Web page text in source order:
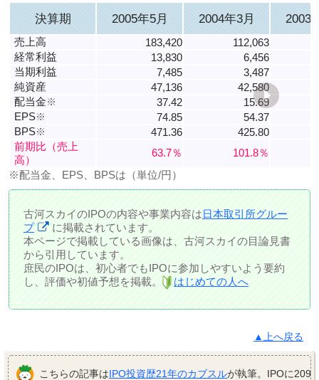
決算期 2005年5月 2004年3月 2003
売上高 183,420
112,063
経常利益
13,830
6,456
当期利益
7,485
3,487
純資産
47,136
42,580
配当金※ 37.42
15.69
EPS※ 74.85
54.37
BPS※ 471.36
425.80
前期比（売上
高）
63.7％
101.8％
※配当金、EPS、BPSは（単位/円）
古河スカイのIPOの内容や事業内容は日本取引所グルー
プ
に掲載されています。
本ページで掲載している画像は、古河スカイの目論見書
から引用しています。
庶民のIPOは、初心者でもIPOに参加しやすいよう要約
し、評価や初値予想を掲載。
はじめての人へ
▲上へ戻る
こちらの記事はIPO投資歴21年のカブスルが執筆。IPOに209